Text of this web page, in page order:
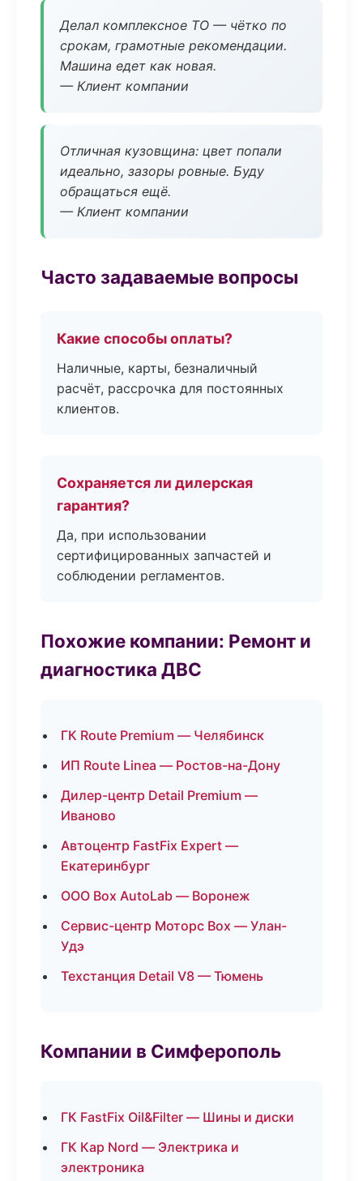
Делал комплексное ТО — чётко по
срокам, грамотные рекомендации.
Машина едет как новая.
— Клиент компании
Отличная кузовщина: цвет попали
идеально, зазоры ровные. Буду
обращаться ещё.
— Клиент компании
Часто задаваемые вопросы
Какие способы оплаты?
Наличные, карты, безналичный
расчёт, рассрочка для постоянных
клиентов.
Сохраняется ли дилерская
гарантия?
Да, при использовании
сертифицированных запчастей и
соблюдении регламентов.
Похожие компании: Ремонт и
диагностика ДВС
ГК Route Premium — Челябинск
ИП Route Linea — Ростов-на-Дону
Дилер-центр Detail Premium —
Иваново
Автоцентр FastFix Expert —
Екатеринбург
ООО Box AutoLab — Воронеж
Сервис-центр Моторс Box — Улан-
Удэ
Техстанция Detail V8 — Тюмень
Компании в Симферополь
ГК FastFix Oil&Filter — Шины и диски
ГК Кар Nord — Электрика и
электроника